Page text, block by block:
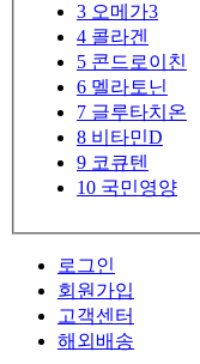
3 오메가3
4 콜라겐
5 콘드로이친
6 멜라토닌
7 글루타치온
8 비타민D
9 코큐텐
10 국민영양
로그인
회원가입
고객센터
해외배송